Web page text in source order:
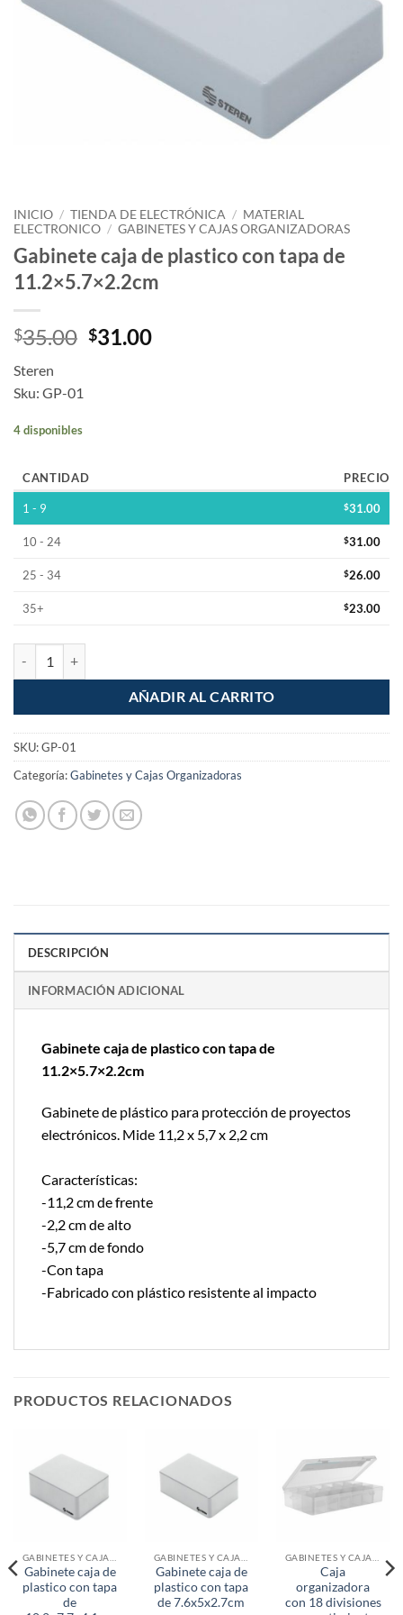
INICIO / TIENDA DE ELECTRÓNICA / MATERIAL
ELECTRONICO / GABINETES Y CAJAS ORGANIZADORAS
Gabinete caja de plastico con tapa de
11.2×5.7×2.2cm
$35.00 $31.00
Steren
Sku: GP-01
4 disponibles
CANTIDAD PRECIO
1 - 9 $31.00
10 - 24 $31.00
25 - 34 $26.00
35+ $23.00
AÑADIR AL CARRITO
SKU:GP-01
Categoría:Gabinetes y Cajas Organizadoras
DESCRIPCIÓN
INFORMACIÓN ADICIONAL
Gabinete caja de plastico con tapa de
11.2×5.7×2.2cm
Gabinete de plástico para protección de proyectos
electrónicos. Mide 11,2 x 5,7 x 2,2 cm
Características:
-11,2 cm de frente
-2,2 cm de alto
-5,7 cm de fondo
-Con tapa
-Fabricado con plástico resistente al impacto
PRODUCTOS RELACIONADOS
Gabinete caja de
plastico con tapa
de
Gabinete caja de
plastico con tapa
de 7.6x5x2.7cm
Caja
organizadora
con 18 divisiones